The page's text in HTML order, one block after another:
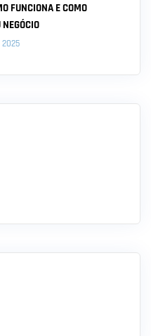
FUNCIONA E COMO
NEGÓCIO
2025